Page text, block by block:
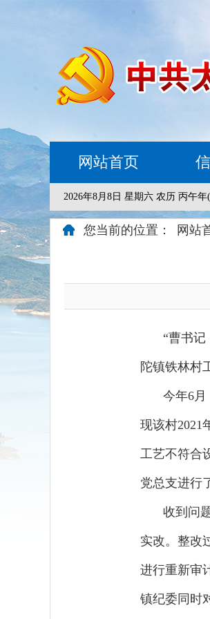
网站首页
2026年8月8日 星期六 农历 丙午年
您当前的位置： 网站
“曹书
陀镇铁林村
今年6
现该村2021
工艺不符合
党总支进行
收到问
实改。整改
进行重新审
镇纪委同时